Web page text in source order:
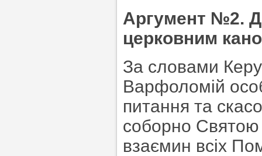
Аргумент №2.
церковним
За словами
Варфоломій
питання та
соборно
взаємин всіх